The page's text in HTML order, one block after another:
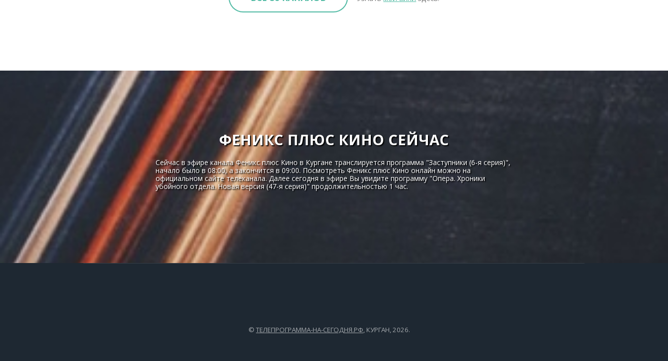
ФЕНИКС ПЛЮС КИНО СЕЙЧАС
Сейчас в эфире канала Феникс плюс Кино в Кургане транслируется программа "Заступники (6-я серия)",
начало было в 08:00, а закончится в 09:00. Посмотреть Феникс плюс Кино онлайн можно на
официальном сайте телеканала. Далее сегодня в эфире Вы увидите программу "Опера. Хроники
убойного отдела. Новая версия (47-я серия)" продолжительностью 1 час.
© ТЕЛЕПРОГРАММА-НА-СЕГОДНЯ.РФ , КУРГАН, 2026.